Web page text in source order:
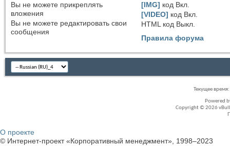
Вы не можете прикреплять
вложения
Вы не можете редактировать свои
сообщения
[IMG] код Вкл.
[VIDEO] код Вкл.
HTML код Выкл.
Правила форума
Текущее время:
Powered
Copyright © 2026
О проекте
© Интернет-проект «Корпоративный менеджмент», 1998–2023